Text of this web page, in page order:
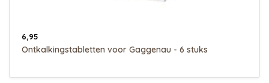
6,95
Ontkalkingstabletten voor Gaggenau - 6 stuks